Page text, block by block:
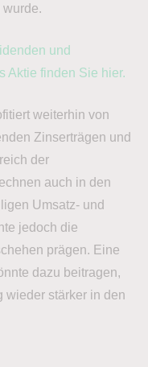
wurde.
und
Aktie finden Sie hier.
weiterhin von
Zinserträgen und
der
auch in den
Umsatz- und
jedoch die
prägen. Eine
dazu beitragen,
wieder stärker in den